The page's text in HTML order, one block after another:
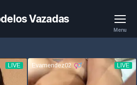
Vazadas
Menu